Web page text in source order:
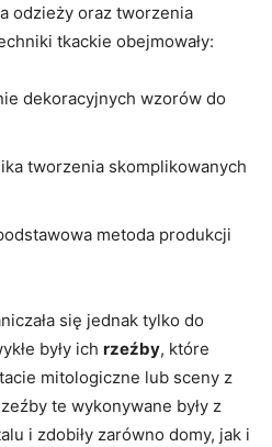
odzieży oraz tworzenia
tkackie obejmowały:
dekoracyjnych wzorów do
tworzenia skomplikowanych
metoda produkcji
się jednak tylko do
były ich rzeźby, które
mitologiczne lub sceny z
te wykonywane były z
i zdobiły zarówno domy, jak i